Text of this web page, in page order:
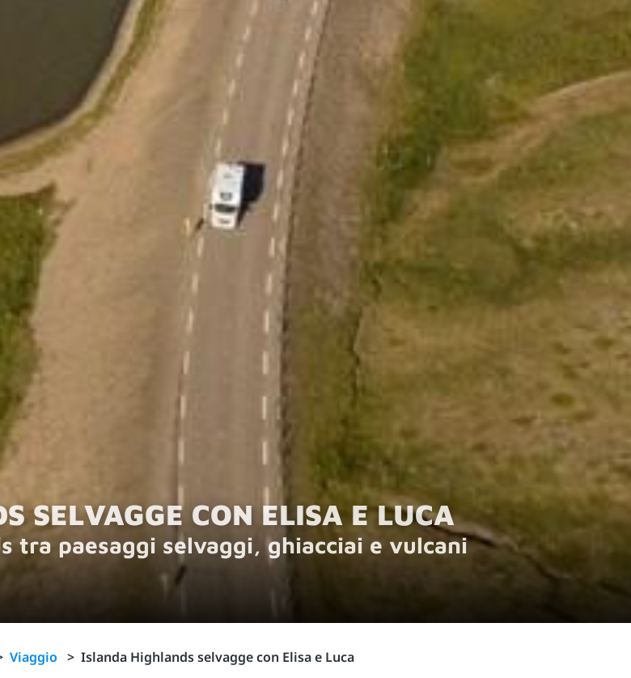
SELVAGGE CON ELISA E LUCA
tra paesaggi selvaggi, ghiacciai e vulcani
Viaggio > Islanda Highlands selvagge con Elisa e Luca